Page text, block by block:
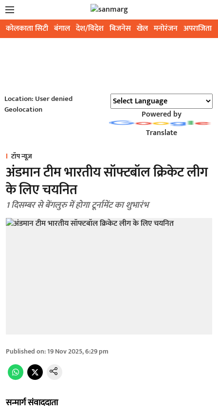
कोलकाता सिटी बंगाल देश/विदेश बिजनेस खेल मनोरंजन अपराजिता
Location: User denied
Geolocation
Powered by
Translate
टॉप न्यूज़
अंडमान टीम भारतीय सॉफ्टबॉल क्रिकेट लीग
के लिए चयनित
1 दिसम्बर से बेंगलुरु में होगा टूर्नामेंट का शुभारंभ
Published on:19 Nov 2025, 6:29 pm
सन्मार्ग संवाददाता